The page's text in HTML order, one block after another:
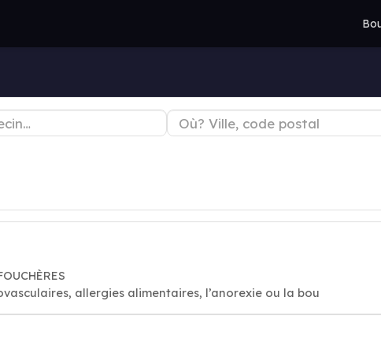
allergies alimentaires, l’anorexie ou la bou